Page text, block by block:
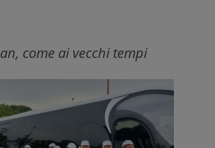
come ai vecchi tempi